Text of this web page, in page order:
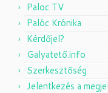
Paloc TV
Palóc Krónika
Kérdőjel?
Galyatető.info
Szerkesztőség
Jelentkezés a